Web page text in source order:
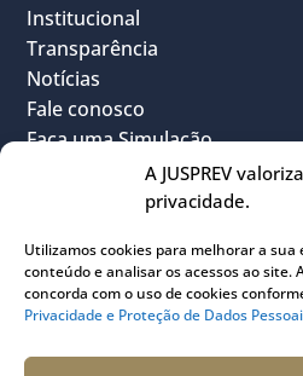
A JUSPREV
privacidade.
Utilizamos cookies para melhorar a
conteúdo e analisar os acessos ao site.
concorda com o uso de cookies
Privacidade e Proteção de Dados
Institucional
Transparência
Notícias
Fale conosco
Faça uma Simulação
Sou Participante
Sou Instituidora
Conheça o PLANJUS
Quem pode participar